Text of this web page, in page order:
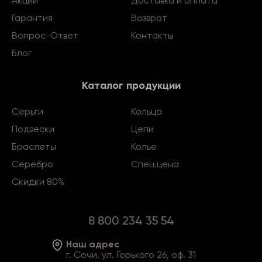
Гарантия
Возврат
Вопрос-Ответ
Контакты
Блог
Каталог продукции
Серьги
Кольца
Подвески
Цепи
Браслеты
Колье
Серебро
Спец.цена
Скидки 80%
8 800 234 35 54
Наш адрес
г. Сочи, ул. Горького 26, оф. 31